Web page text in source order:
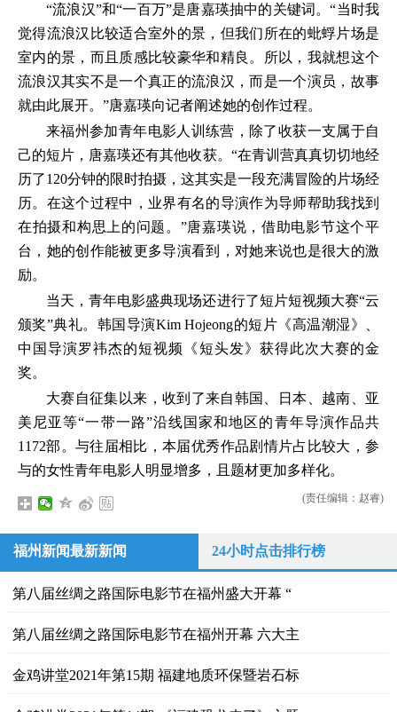
“流浪汉”和“一百万”是唐嘉瑛抽中的关键词。“当时我
觉得流浪汉比较适合室外的景，但我们所在的蚍蜉片场是
室内的景，而且质感比较豪华和精良。所以，我就想这个
流浪汉其实不是一个真正的流浪汉，而是一个演员，故事
就由此展开。”唐嘉瑛向记者阐述她的创作过程。
来福州参加青年电影人训练营，除了收获一支属于自
己的短片，唐嘉瑛还有其他收获。“在青训营真真切切地经
历了120分钟的限时拍摄，这其实是一段充满冒险的片场经
历。在这个过程中，业界有名的导演作为导师帮助我找到
在拍摄和构思上的问题。”唐嘉瑛说，借助电影节这个平
台，她的创作能被更多导演看到，对她来说也是很大的激
励。
当天，青年电影盛典现场还进行了短片短视频大赛“云
颁奖”典礼。韩国导演Kim Hojeong的短片《高温潮湿》、
中国导演罗祎杰的短视频《短头发》获得此次大赛的金
奖。
大赛自征集以来，收到了来自韩国、日本、越南、亚
美尼亚等“一带一路”沿线国家和地区的青年导演作品共
1172部。与往届相比，本届优秀作品剧情片占比较大，参
与的女性青年电影人明显增多，且题材更加多样化。
(责任编辑：赵睿)
福州新闻最新新闻 24小时点击排行榜
第八届丝绸之路国际电影节在福州盛大开幕 “
第八届丝绸之路国际电影节在福州开幕 六大主
金鸡讲堂2021年第15期 福建地质环保暨岩石标